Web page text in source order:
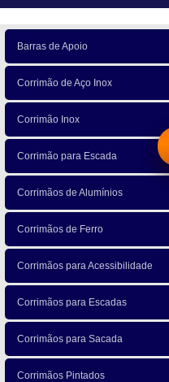
Barras de Apoio
Corrimão de Aço Inox
Corrimão Inox
Corrimão para Escada
Corrimãos de Alumínios
Corrimãos de Ferro
Corrimãos para Acessibilidade
Corrimãos para Escadas
Corrimãos para Sacada
Corrimãos Pintados